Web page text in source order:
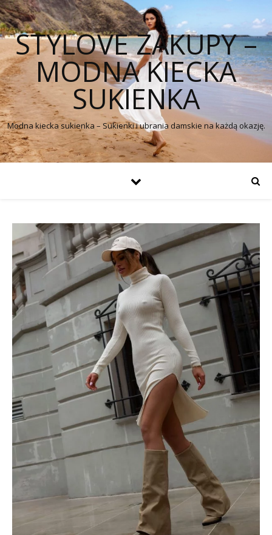
STYLOVE ZAKUPY –
MODNA KIECKA
SUKIENKA
Modna kiecka sukienka – Sukienki i ubrania damskie na każdą okazję.